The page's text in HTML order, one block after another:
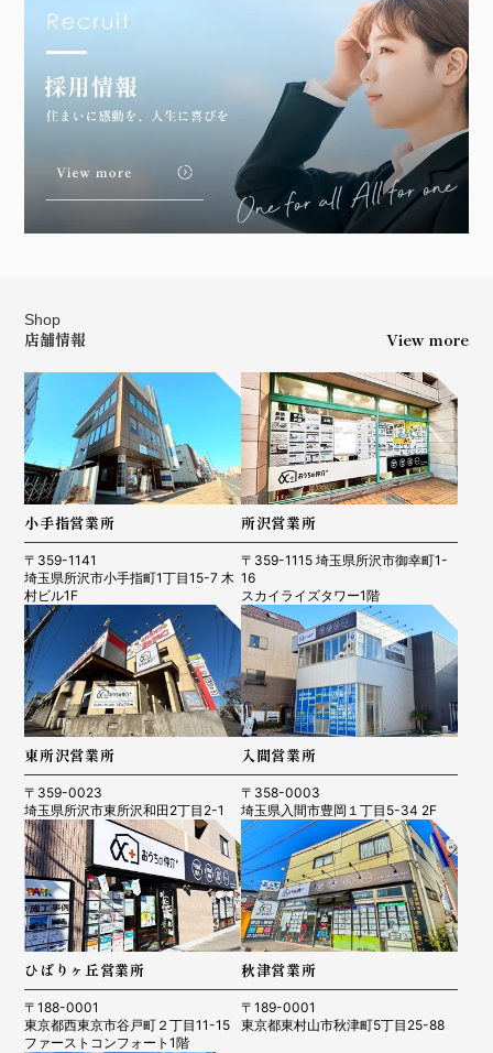
Shop
店舗情報 View more
小手指営業所
〒359-1141
埼玉県所沢市小手指町1丁目15-7 木
村ビル1F
所沢営業所
〒359-1115 埼玉県所沢市御幸町1-
16
スカイライズタワー1階
東所沢営業所
〒359-0023
埼玉県所沢市東所沢和田2丁目2-1
入間営業所
〒358-0003
埼玉県入間市豊岡１丁目5-34 2F
ひばりヶ丘営業所
〒188-0001
東京都西東京市谷戸町２丁目11-15
ファーストコンフォート1階
秋津営業所
〒189-0001
東京都東村山市秋津町5丁目25-88